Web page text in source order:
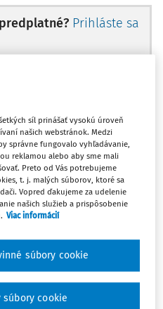
Prihláste sa
si prečítali len
z tejto oblasti je
portálu.
prístup na 10 dní
len zaregistrovať.
prístup aj k
síl prinášať vysokú úroveň
našich webstránok. Medzi
správne fungovalo vyhľadávanie,
reklamou alebo aby sme mali
Preto od Vás potrebujeme
t. j. malých súborov, ktoré sa
Vopred ďakujeme za udelenie
našich služieb a prispôsobenie
Viac informácií
súbory cookie
cookie